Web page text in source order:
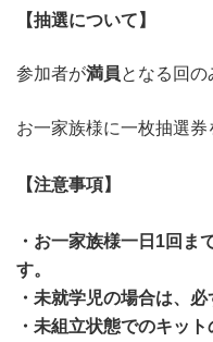
【抽選について】
参加者が満員となる回の
お一家族様に一枚抽選券
【注意事項】
・お一家族様一日1回ま
す。
・未就学児の場合は、
・未組立状態でのキッ